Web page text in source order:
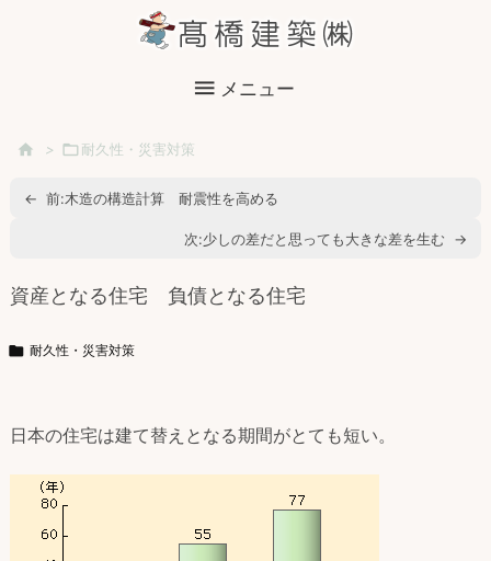
メニュー
 > 耐久性・災害対策
← 前:木造の構造計算 耐震性を高める
次:少しの差だと思っても大きな差を生む →
資産となる住宅 負債となる住宅
 耐久性・災害対策
日本の住宅は建て替えとなる期間がとても短い。